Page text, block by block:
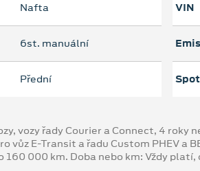
Nafta
6st. manuální
Přední
VIN
vozy řady Courier a Connect, 4 roky
E-Transit a řadu Custom PHEV a
000 km. Doba nebo km: Vždy